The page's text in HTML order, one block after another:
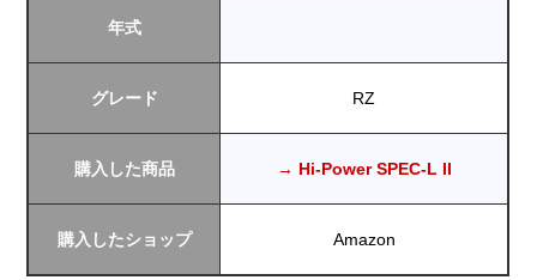
年式
グレード RZ
購入した商品 → Hi-Power SPEC-L II
購入したショップ Amazon